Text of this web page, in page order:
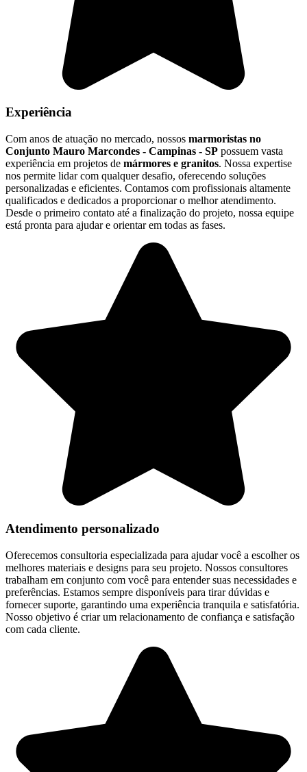
Experiência
Com anos de atuação no mercado, nossos marmoristas no
Conjunto Mauro Marcondes - Campinas - SP possuem vasta
experiência em projetos de mármores e granitos. Nossa expertise
nos permite lidar com qualquer desafio, oferecendo soluções
personalizadas e eficientes. Contamos com profissionais altamente
qualificados e dedicados a proporcionar o melhor atendimento.
Desde o primeiro contato até a finalização do projeto, nossa equipe
está pronta para ajudar e orientar em todas as fases.
Atendimento personalizado
Oferecemos consultoria especializada para ajudar você a escolher os
melhores materiais e designs para seu projeto. Nossos consultores
trabalham em conjunto com você para entender suas necessidades e
preferências. Estamos sempre disponíveis para tirar dúvidas e
fornecer suporte, garantindo uma experiência tranquila e satisfatória.
Nosso objetivo é criar um relacionamento de confiança e satisfação
com cada cliente.